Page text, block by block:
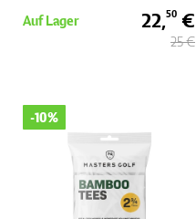
Auf Lager 22,50 €
25 €
-10%